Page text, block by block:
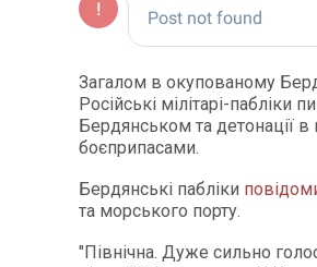
Загалом в окупованому
Російські мілітарі-
Бердянськом та детонації
боєприпасами.
Бердянські пабліки
та морського порту.
"Північна. Дуже сильно